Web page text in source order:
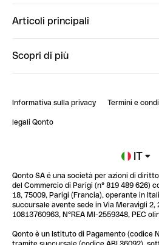
PowerUp
Articoli principali
StrongHer Mentorship | Notion:
Scopri di più
Blog
Glossario finanziario
Informativa sulla privacy Termini e
legali Qonto
IT
Qonto SA é una società per azioni di
del Commercio di Parigi (n° 819 489 626)
18, 75009, Parigi (Francia), operante in
succursale avente sede in Via Meravigli 2,
10813760963, N°REA MI-2559348, PEC
Qonto è un Istituto di Pagamento (codice